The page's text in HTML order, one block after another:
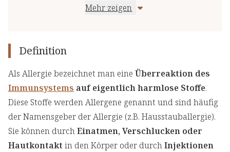
Mehr zeigen
Definition
Als Allergie bezeichnet man eine Überreaktion des
Immunsystems auf eigentlich harmlose Stoffe.
Diese Stoffe werden Allergene genannt und sind häufig
der Namensgeber der Allergie (z.B. Hausstauballergie).
Sie können durchEinatmen, Verschlucken oder
Hautkontakt in den Körper oder durchInjektionen